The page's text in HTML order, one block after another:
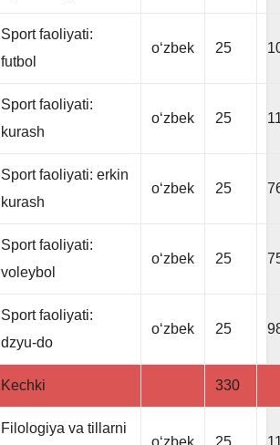
Sport faoliyati:
futbol
oʻzbek 25
Sport faoliyati:
kurash
oʻzbek 25
Sport faoliyati: erkin
kurash
oʻzbek 25
Sport faoliyati:
voleybol
oʻzbek 25
Sport faoliyati:
dzyu-do
oʻzbek 25
Kechki 330
Filologiya va tillarni
oʻzbek 25